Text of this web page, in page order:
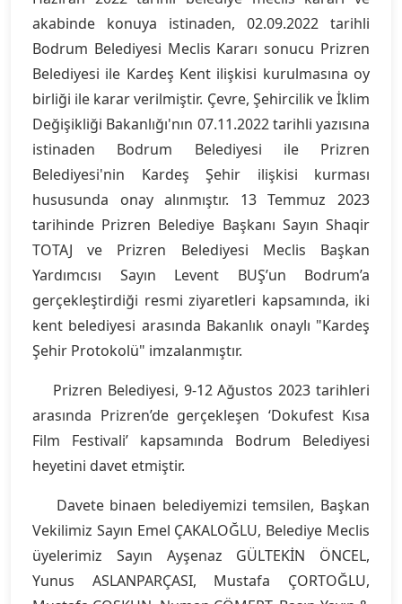
akabinde konuya istinaden, 02.09.2022 tarihli
Bodrum Belediyesi Meclis Kararı sonucu Prizren
Belediyesi ile Kardeş Kent ilişkisi kurulmasına oy
birliği ile karar verilmiştir. Çevre, Şehircilik ve İklim
Değişikliği Bakanlığı'nın 07.11.2022 tarihli yazısına
istinaden Bodrum Belediyesi ile Prizren
Belediyesi'nin Kardeş Şehir ilişkisi kurması
hususunda onay alınmıştır. 13 Temmuz 2023
tarihinde Prizren Belediye Başkanı Sayın Shaqir
TOTAJ ve Prizren Belediyesi Meclis Başkan
Yardımcısı Sayın Levent BUŞ’un Bodrum’a
gerçekleştirdiği resmi ziyaretleri kapsamında, iki
kent belediyesi arasında Bakanlık onaylı "Kardeş
Şehir Protokolü" imzalanmıştır.
Prizren Belediyesi, 9-12 Ağustos 2023 tarihleri
arasında Prizren’de gerçekleşen ‘Dokufest Kısa
Film Festivali’ kapsamında Bodrum Belediyesi
heyetini davet etmiştir.
Davete binaen belediyemizi temsilen, Başkan
Vekilimiz Sayın Emel ÇAKALOĞLU, Belediye Meclis
üyelerimiz Sayın Ayşenaz GÜLTEKİN ÖNCEL,
Yunus ASLANPARÇASI, Mustafa ÇORTOĞLU,